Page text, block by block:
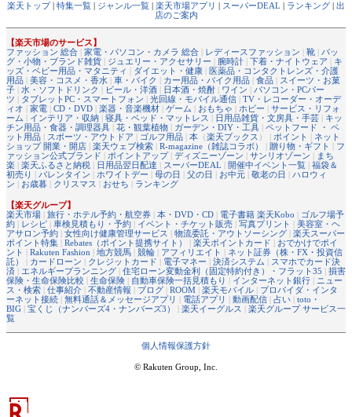
楽天トップ| 特集一覧 | ジャンル一覧 | 楽天市場アプリ | スーパーDEAL | ランキング | 出
店のご案内
【楽天市場のサービス】
ファッション 総合 | 家電・パソコン・カメラ 総合 | レディースファッション | 靴 | バッ
グ・小物・ブランド雑貨 | ジュエリー・アクセサリー | 腕時計 | 下着・ナイトウェア | キ
ッズ・ベビー用品・マタニティ | ダイエット・健康 | 医薬品・コンタクトレンズ・介護
用品 | 美容・コスメ・香水 | 車・バイク | カー用品・バイク用品 | 食品 | スイーツ・お菓
子 | 水・ソフトドリンク | ビール・洋酒 | 日本酒・焼酎 | ワイン | パソコン・PCパー
ツ | タブレットPC・スマートフォン | 光回線・モバイル通信 | TV・レコーダー・オーデ
ィオ | 家電 | CD・DVD | 楽器・音楽機材 | ゲーム | おもちゃ | ホビー | サービス・リフォ
ーム | インテリア・収納 | 寝具・ベッド・マットレス | 日用品雑貨・文房具・手芸 | キッ
チン用品・食器・調理器具 | 花・観葉植物 | ガーデン・DIY・工具 | ペットフード ・ ペ
ット用品 | スポーツ・アウトドア | ゴルフ用品 | 本 （楽天ブックス ） | ポイント | ネット
ショップ 開業・開店 | 楽天ウェブ検索 | R-magazine（雑誌コラボ） | 贈り物・ギフト | フ
ァッション公式ブランド | ポイントアップ| ディズニーゾーン | サンリオゾーン | まち
楽 | 楽天ふるさと納税 | 日用品翌日配達 | スーパーDEAL | 開催中イベント一覧 | 福袋＆
初売り | バレンタイン | ホワイトデー | 母の日 | 父の日 | お中元 | 敬老の日 | ハロウィ
ン | お歳暮 | クリスマス | おせち | ランキング
【楽天グループ】
楽天市場 | 旅行・ホテル予約・航空券 | 本・DVD・CD | 電子書籍 楽天Kobo | ゴルフ場予
約 | レシピ | 車検見積もり・予約 | イベント・チケット販売 | 写真プリント | 美容室・ヘ
アサロン予約 | 女性向け健康管理サービス | 物流委託・アウトソーシング | 楽天スーパー
ポイント特集 | Rebates（ポイント提携サイト） | 楽天ポイントカード | おでかけでポイ
ント | Rakuten Fashion | 地方競馬 | 競輪 | アフィリエイト | ネット証券（株・FX・投資信
託）
| カードローン | クレジットカード | 電子マネー | 決済システム | スマホでカード決
済 | エネルギープランニング | 住宅ローン変動金利（固定特約付き）・フラット35 | 損害
保険・生命保険比較 | 生命保険 | 自動車保険一括見積もり | インターネット銀行 | ニュー
ス・検索 | 仕事紹介 | 不動産情報 | ブログ | ROOM | 楽天モバイル | プロバイダ・インタ
ーネット接続 | 無料通話＆メッセージアプリ | 電話アプリ | 動画配信 | 占い | toto・
BIG | 宝くじ（ナンバーズ4・ナンバーズ3） | 楽天イーグルス | 楽天グループ サービス一
覧
個人情報保護方針
© Rakuten Group, Inc.